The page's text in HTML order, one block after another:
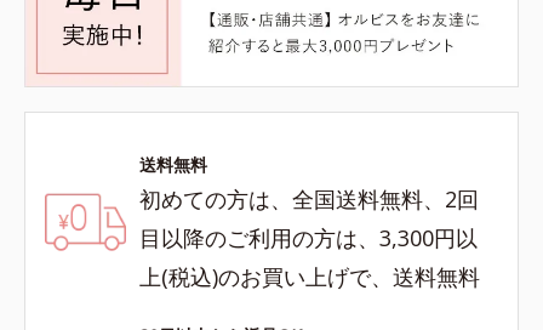
送料無料
初めての方は、全国送料無料、2回
目以降のご利用の方は、3,300円以
上(税込)のお買い上げで、送料無料